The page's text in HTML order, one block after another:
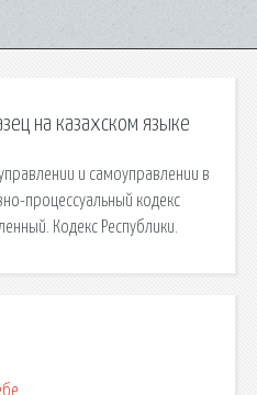
на казахском языке
и самоуправлении в
процессуальный кодекс
Кодекс Республики.